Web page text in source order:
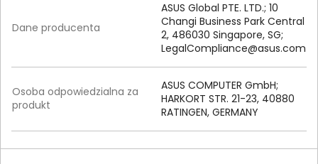
Dane producenta
ASUS Global PTE. LTD.; 10
Changi Business Park Central
2, 486030 Singapore, SG;
LegalCompliance@asus.com
Osoba odpowiedzialna za
produkt
ASUS COMPUTER GmbH;
HARKORT STR. 21-23, 40880
RATINGEN, GERMANY